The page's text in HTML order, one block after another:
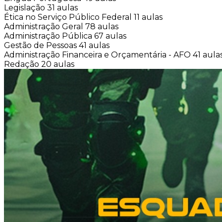
Legislação 31 aulas
Ética no Serviço Público Federal 11 aulas
Administração Geral 78 aulas
Administração Pública 67 aulas
Gestão de Pessoas 41 aulas
Administração Financeira e Orçamentária - AFO 41
Redação 20 aulas